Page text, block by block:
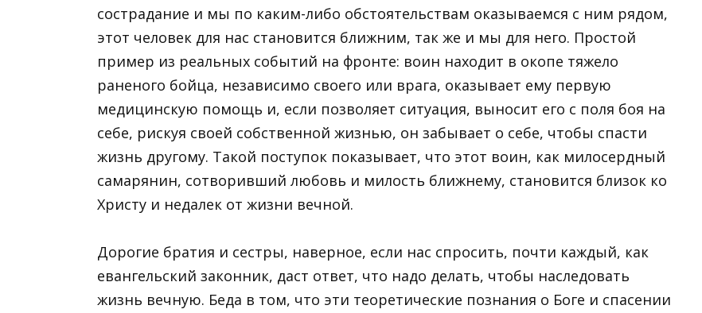
сострадание и мы по каким-либо обстоятельствам оказываемся с ним рядом,
этот человек для нас становится ближним, так же и мы для него. Простой
пример из реальных событий на фронте: воин находит в окопе тяжело
раненого бойца, независимо своего или врага, оказывает ему первую
медицинскую помощь и, если позволяет ситуация, выносит его с поля боя на
себе, рискуя своей собственной жизнью, он забывает о себе, чтобы спасти
жизнь другому. Такой поступок показывает, что этот воин, как милосердный
самарянин, сотворивший любовь и милость ближнему, становится близок ко
Христу и недалек от жизни вечной.
Дорогие братия и сестры, наверное, если нас спросить, почти каждый, как
евангельский законник, даст ответ, что надо делать, чтобы наследовать
жизнь вечную. Беда в том, что эти теоретические познания о Боге и спасении